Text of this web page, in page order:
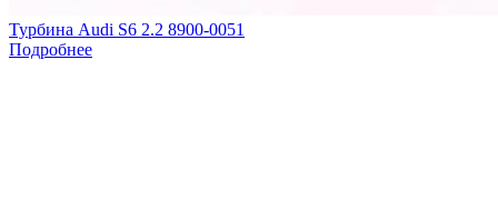
Турбина Audi S6 2.2 8900-0051
Подробнее